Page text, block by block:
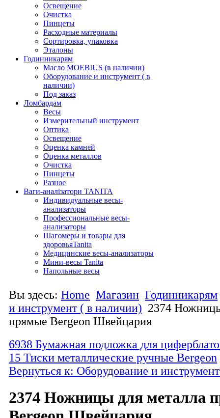
Освещение
Очистка
Пинцеты
Расходные материалы
Сортировка, упаковка
Эталоны
Годинникарям
Масло MOEBIUS (в наличии)
Оборудование и инструмент ( в
наличии)
Под заказ
Ломбардам
Весы
Измерительный инструмент
Оптика
Освещение
Оценка камней
Оценка металлов
Очистка
Пинцеты
Разное
Ваги-аналізатори TANITA
Индивидуальные весы-
анализаторы
Профессиональные весы-
анализаторы
Шагомеры и товары для
здоровьяTanita
Медицинские весы-анализаторы
Мини-весы Tanita
Напольные весы
Вы здесь: Home Магазин Годинникарям
и инструмент ( в наличии) 2374
прямые Bergeon Швейцария
6938 Бумажная подложка для
15 Тиски металлические ручные Bergeon
Вернуться к: Оборудование и
2374 Ножницы для металла